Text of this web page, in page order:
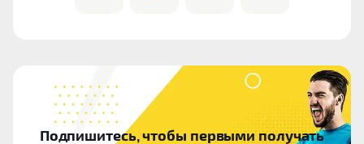
Подпишитесь, чтобы первыми получать